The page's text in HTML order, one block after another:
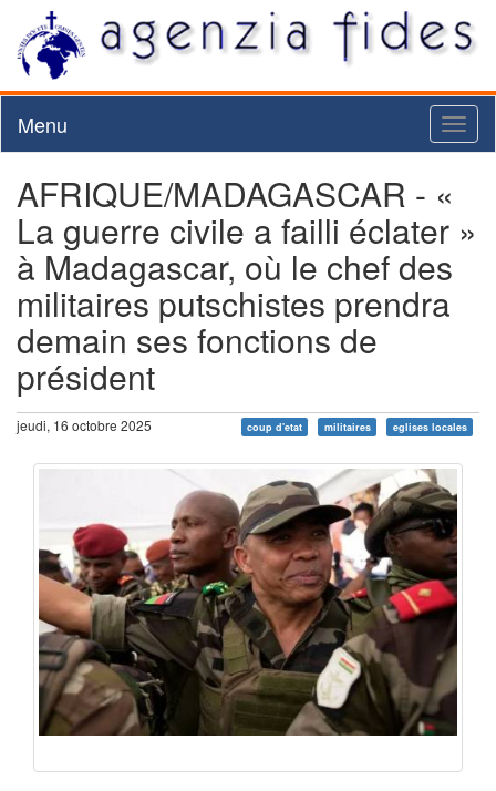
Menu
AFRIQUE/MADAGASCAR - «
La guerre civile a failli éclater »
à Madagascar, où le chef des
militaires putschistes prendra
demain ses fonctions de
président
jeudi, 16 octobre 2025 coup d'etat militaires eglises locales